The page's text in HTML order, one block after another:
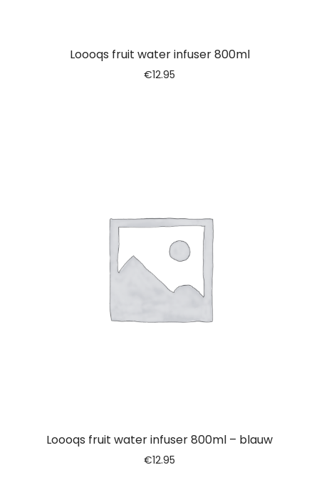
Loooqs fruit water infuser 800ml
€12.95
Loooqs fruit water infuser 800ml – blauw
€12.95